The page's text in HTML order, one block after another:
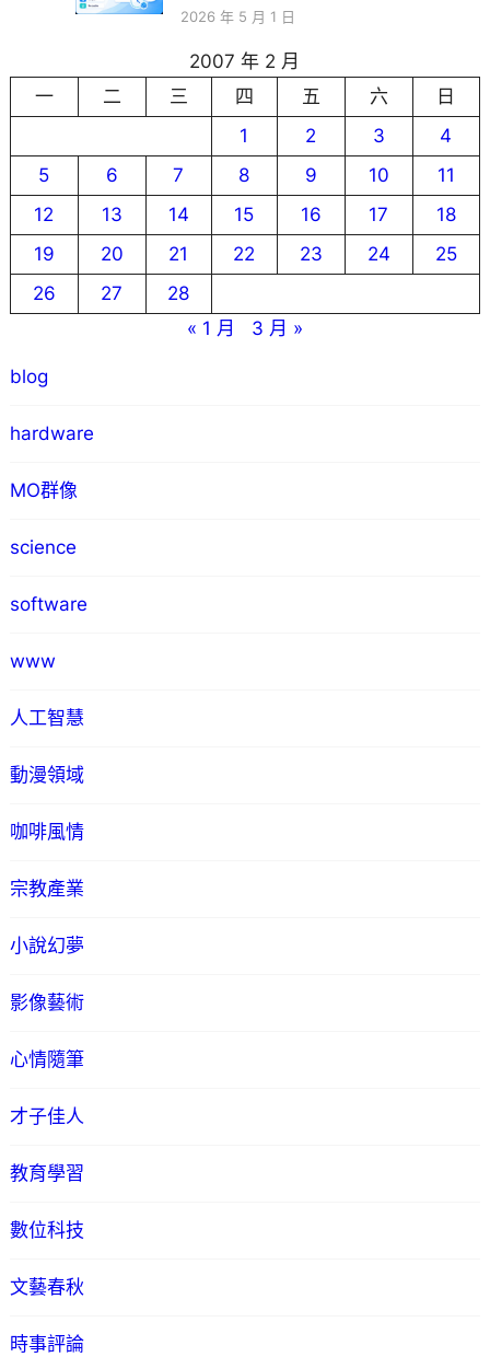
2026 年 5 月 1 日
2007 年 2 月
一
二 三 四 五 六
日
1
2 3
4
5
6 7 8 9 10
11
12
13 14 15 16 17
18
19
20 21 22 23 24
25
26
27
28
« 1 月
3 月 »
blog
hardware
MO群像
science
software
www
人工智慧
動漫領域
咖啡風情
宗教產業
小說幻夢
影像藝術
心情隨筆
才子佳人
教育學習
數位科技
文藝春秋
時事評論